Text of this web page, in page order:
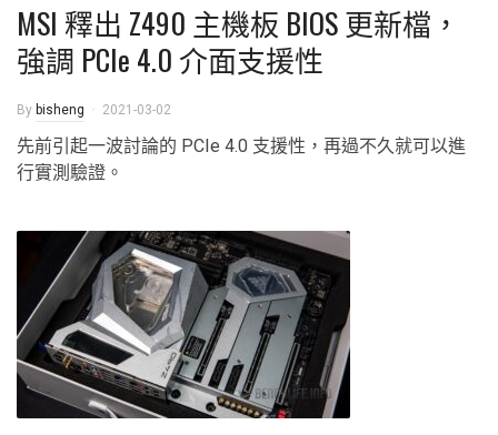
MSI 釋出 Z490 主機板 BIOS 更新檔，
強調 PCIe 4.0 介面支援性
By bisheng 2021-03-02
先前引起一波討論的 PCIe 4.0 支援性，再過不久就可以進
行實測驗證。